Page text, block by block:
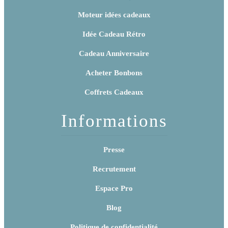
Moteur idées cadeaux
Idée Cadeau Rétro
Cadeau Anniversaire
Acheter Bonbons
Coffrets Cadeaux
Informations
Presse
Recrutement
Espace Pro
Blog